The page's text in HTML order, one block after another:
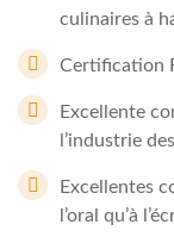
culinaires à
Certification
Excellente
l’industrie
Excellentes
l’oral qu’à